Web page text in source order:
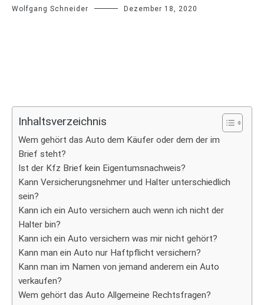
Wolfgang Schneider Dezember 18, 2020
Inhaltsverzeichnis
Wem gehört das Auto dem Käufer oder dem der im
Brief steht?
Ist der Kfz Brief kein Eigentumsnachweis?
Kann Versicherungsnehmer und Halter unterschiedlich
sein?
Kann ich ein Auto versichern auch wenn ich nicht der
Halter bin?
Kann ich ein Auto versichern was mir nicht gehört?
Kann man ein Auto nur Haftpflicht versichern?
Kann man im Namen von jemand anderem ein Auto
verkaufen?
Wem gehört das Auto Allgemeine Rechtsfragen?